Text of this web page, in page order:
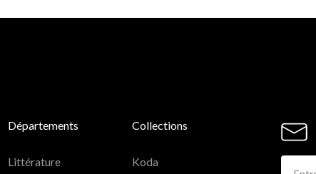
Départements
Littérature
Collections
Koda